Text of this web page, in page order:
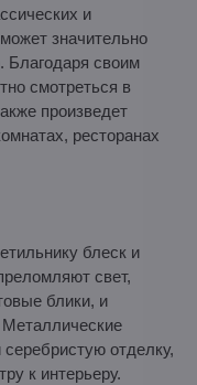
и
значительно
Благодаря своим
смотреться в
произведет
ресторанах
блеск и
свет,
блики, и
отделку,
к интерьеру.